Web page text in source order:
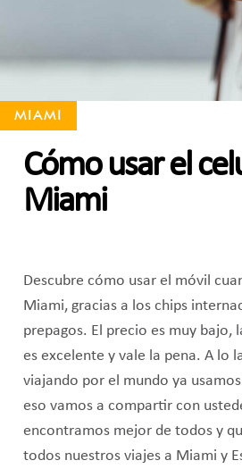
MIAMI
Cómo usar el
Miami
Descubre cómo usar el móvil
Miami, gracias a los chips
prepagos. El precio es muy bajo,
es excelente y vale la pena. A lo
viajando por el mundo ya
eso vamos a compartir con
encontramos mejor de todos y
todos nuestros viajes a Miami y